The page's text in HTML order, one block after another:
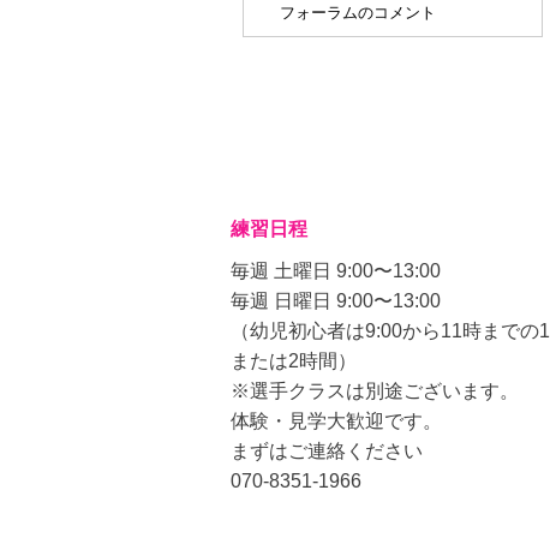
フォーラムのコメント
練習日程
毎週 土曜日 9:00〜13:00
毎週 日曜日 9:00〜13:00
（幼児初心者は9:00から11時までの1
または2時間）
※選手クラスは別途ございます。
体験・見学大歓迎です。
まずはご連絡ください
070-8351-1966